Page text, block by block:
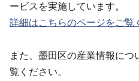
ービスを実施しています。
詳細はこちらのページをご覧
また、墨田区の産業情報に
覧ください。